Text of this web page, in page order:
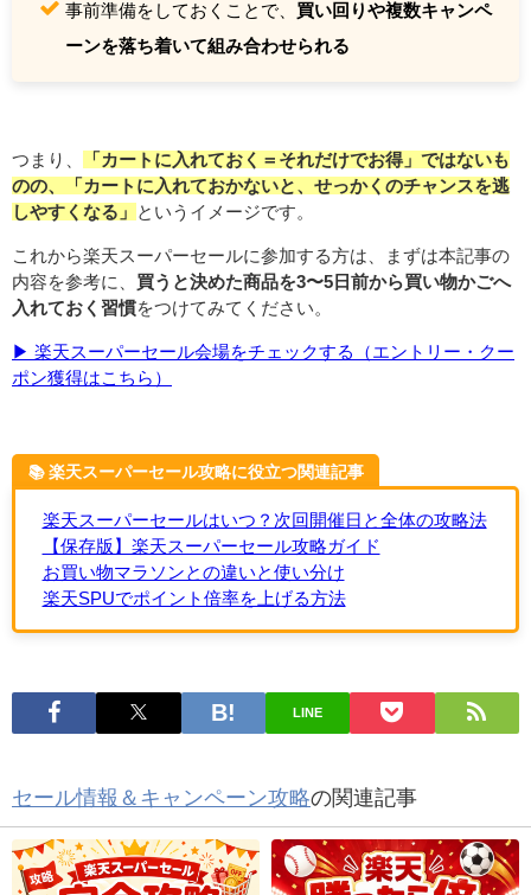
事前準備をしておくことで、 買い回りや複数キャンペ
ーンを落ち着いて組み合わせられる
つまり、
「カートに入れておく＝それだけでお得」ではないも
のの、「カートに入れておかないと、せっかくのチャンスを逃
しやすくなる」
というイメージです。
これから楽天スーパーセールに参加する方は、まずは本記事の
内容を参考に、 買うと決めた商品を3〜5日前から買い物かごへ
入れておく習慣をつけてみてください。
▶︎ 楽天スーパーセール会場をチェックする（エントリー・クー
ポン獲得はこちら）
📚️ 楽天スーパーセール攻略に役立つ関連記事
楽天スーパーセールはいつ？次回開催日と全体の攻略法
【保存版】楽天スーパーセール攻略ガイド
お買い物マラソンとの違いと使い分け
楽天SPUでポイント倍率を上げる方法
LINE
セール情報＆キャンペーン攻略の関連記事